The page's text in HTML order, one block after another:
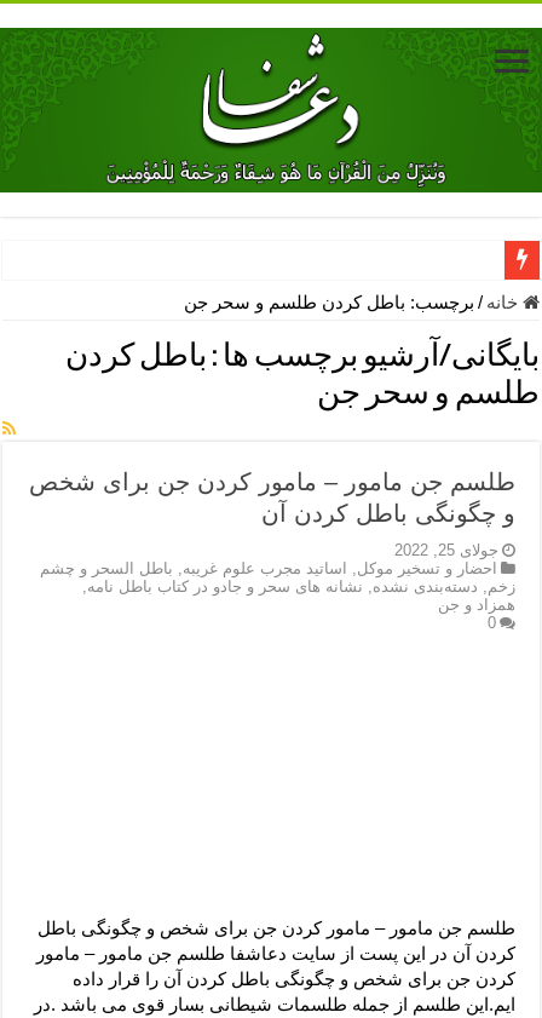
دعای جلب محبت فوری معشوق – دعای جلب محبت شوهر
دعای مشکل گشا برای رفع فقر – ذکرهای روزی‌ بخش
معجزات دعای یا من اظهر الجمیل – دعای یا من اظهر الجمیل برای
مهم ترین اذکار الهی و فضیلت آن ها – ذکر مخصوص مستجاب الدعوه
نماز حاجت برای کار گشایی- دعای رفع مشکلات و طلب حاجت
دعای رفع فقر و طلب رزق و روزی – آیه‌ جلب ثروت و برکت مال
لا حول ولا قوة الا بالله برای چشم زخم – دعای چشم زخم ماشاالله
دعای قوی رفع ترس – دعای مجرب برای آرامش قلب و رفع اضطراب
خانه / برچسب: باطل کردن طلسم و سحر جن
بایگانی/آرشیو برچسب ها : باطل کردن
طلسم و سحر جن
طلسم جن مامور – مامور کردن جن برای شخص
و چگونگی باطل کردن آن
جولای 25, 2022
احضار و تسخیر موکل
اساتید مجرب علوم غریبه
باطل السحر و چشم
زخم
دسته‌بندی نشده نشانه های سحر و جادو در کتاب باطل نامه
همزاد و جن
0
طلسم جن مامور – مامور کردن جن برای شخص و چگونگی باطل
کردن آن در این پست از سایت دعاشفا طلسم جن مامور – مامور
کردن جن برای شخص و چگونگی باطل کردن آن را قرار داده
ایم.این طلسم از جمله طلسمات شیطانی بسار قوی می باشد .در